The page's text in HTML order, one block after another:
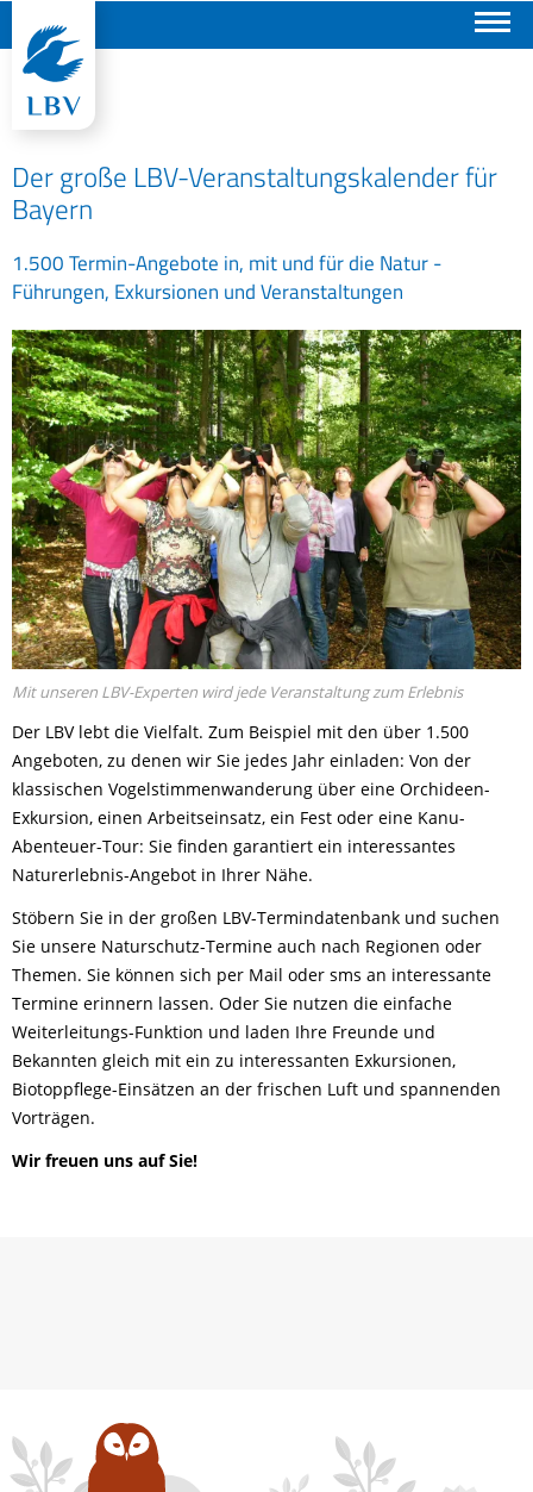
Der große LBV-Veranstaltungskalender für
Bayern
1.500 Termin-Angebote in, mit und für die Natur -
Führungen, Exkursionen und Veranstaltungen
Mit unseren LBV-Experten wird jede Veranstaltung zum Erlebnis
Der LBV lebt die Vielfalt. Zum Beispiel mit den über 1.500
Angeboten, zu denen wir Sie jedes Jahr einladen: Von der
klassischen Vogelstimmenwanderung über eine Orchideen-
Exkursion, einen Arbeitseinsatz, ein Fest oder eine Kanu-
Abenteuer-Tour: Sie finden garantiert ein interessantes
Naturerlebnis-Angebot in Ihrer Nähe.
Stöbern Sie in der großen LBV-Termindatenbank und suchen
Sie unsere Naturschutz-Termine auch nach Regionen oder
Themen. Sie können sich per Mail oder sms an interessante
Termine erinnern lassen. Oder Sie nutzen die einfache
Weiterleitungs-Funktion und laden Ihre Freunde und
Bekannten gleich mit ein zu interessanten Exkursionen,
Biotoppflege-Einsätzen an der frischen Luft und spannenden
Vorträgen.
Wir freuen uns auf Sie!